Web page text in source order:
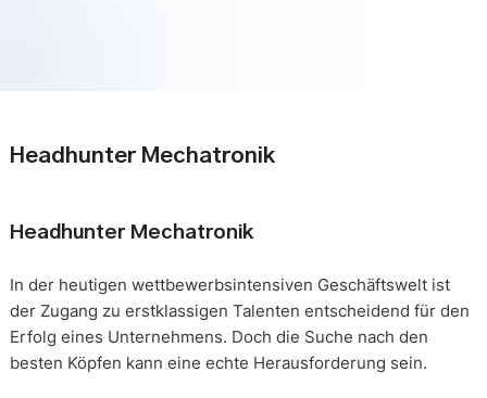
Headhunter Mechatronik
Headhunter Mechatronik
In der heutigen wettbewerbsintensiven Geschäftswelt ist
der Zugang zu erstklassigen Talenten entscheidend für den
Erfolg eines Unternehmens. Doch die Suche nach den
besten Köpfen kann eine echte Herausforderung sein.